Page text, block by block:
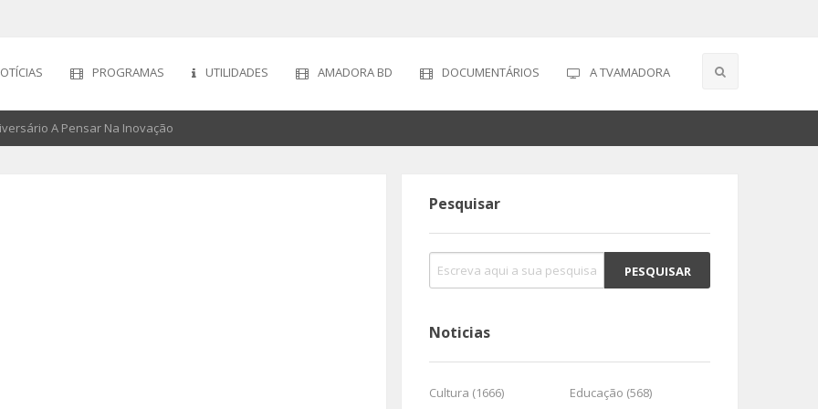
PROGRAMAS UTILIDADES AMADORA BD DOCUMENTÁRIOS A TVAMADORA
A Pensar Na Inovação
Pesquisar
Noticias
Cultura (1666)
Educação (568)